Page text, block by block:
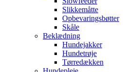
Slikkemåtte
Opbevaringsbøtter
Skåle
Beklædning
Hundejakker
Hundetrøje
Tørredækken